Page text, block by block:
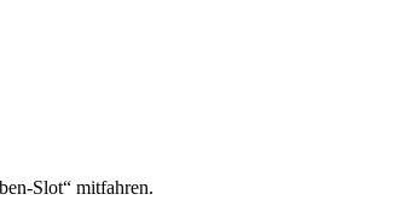
Slot“ mitfahren.